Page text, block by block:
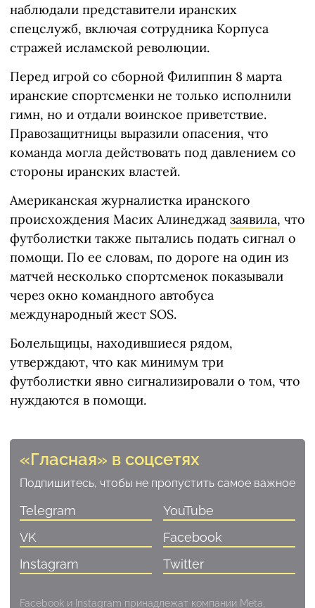
наблюдали представители иранских
спецслужб, включая сотрудника Корпуса
стражей исламской революции.
Перед игрой со сборной Филиппин 8 марта
иранские спортсменки не только исполнили
гимн, но и отдали воинское приветствие.
Правозащитницы выразили опасения, что
команда могла действовать под давлением со
стороны иранских властей.
Американская журналистка иранского
происхождения Маcих Алинеджад заявила, что
футболистки также пытались подать сигнал о
помощи. По ее словам, по дороге на один из
матчей несколько спортсменок показывали
через окно командного автобуса
международный жест SOS.
Болельщицы, находившиеся рядом,
утверждают, что как минимум три
футболистки явно сигнализировали о том, что
нуждаются в помощи.
«Гласная» в соцсетях
Подпишитесь, чтобы не пропустить самое важное
Telegram
YouTube
VK
Facebook
Instagram
Twitter
Facebook и Instagram принадлежат компании Meta,